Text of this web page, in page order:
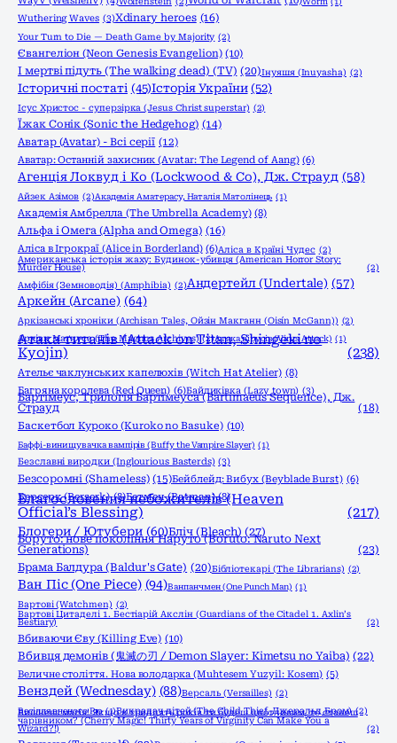
Wuthering Waves (3)Xdinary heroes (16)
Your Turn to Die — Death Game by Majority (2)
Євангеліон (Neon Genesis Evangelion) (10)
І мертві підуть (The walking dead) (TV) (20)Інуяшя (Inuyasha) (2)
Історичні постаті (45)Історія України (52)
Ісус Христос - суперзірка (Jesus Christ superstar) (2)
Їжак Сонік (Sonic the Hedgehog) (14)
Аватар (Avatar) - Всі серії (12)
Аватар: Останній захисник (Avatar: The Legend of Aang) (6)
Агенція Локвуд і Кo (Lockwood & Co), Дж. Страуд (58)
Айзек Азімов (2)Академія Аматерасу, Наталія Матолінець (1)
Академія Амбрелла (The Umbrella Academy) (8)
Альфа і Омега (Alpha and Omega) (16)
Аліса в Ігрокраї (Alice in Borderland) (6)Аліса в Країні Чудес (2)
Американська історія жаху: Будинок-убивця (American Horror Story:
Murder House)
(2)
Амфібія (Земноводія) (Amphibia) (2)Андертейл (Undertale) (57)
Аркейн (Arcane) (64)
Аркізанські хроніки (Archisan Tales, Ойзін Макганн (Oisín McGann)) (2)
Архіви Маґнуса (The Magnus Archives) (2)Атака вірусів (Virus Attack) (1)
Атака титанів (Attack on Titan, Shingeki no
Kyojin)
(238)
Ательє чаклунських капелюхів (Witch Hat Atelier) (8)
Багряна королева (Red Queen) (6)Байдиківка (Lazy town) (3)
Бартімеус, Трилогія Бартімеуса (Bartimaeus Sequence), Дж.
Страуд
(18)
Баскетбол Куроко (Kuroko no Basuke) (10)
Баффі-винищувачка вампірів (Buffy the Vampire Slayer) (1)
Безславні виродки (Inglourious Basterds) (3)
Безсоромні (Shameless) (15)Бейблейд: Вибух (Beyblade Burst) (6)
Берсерк (Berserk) (8)Бетмен (Batman) (8)
Благословення небожителів (Heaven
Official’s Blessing)
(217)
Блогери / Ютубери (60)Бліч (Bleach) (27)
Боруто: нове покоління Наруто (Boruto: Naruto Next
Generations)
(23)
Брама Балдура (Baldur's Gate) (20)Бібліотекарі (The Librarians) (2)
Ван Піс (One Piece) (94)Ванпанчмен (One Punch Man) (1)
Вартові (Watchmen) (2)
Вартові Цитаделі 1. Бестіарій Акслін (Guardians of the Citadel 1. Axlin’s
Bestiary)
(2)
Вбиваючи Єву (Killing Eve) (10)
Вбивця демонів (鬼滅の刃 / Demon Slayer: Kimetsu no Yaiba) (22)
Величне століття. Нова володарка (Muhtesem Yuzyil: Kosem) (5)
Венздей (Wednesday) (88)Версаль (Versailles) (2)
Весілля вченого Рю (1)Викрадач дітей (The Child Thief, Джеральд Бром) (2)
Вишнева магія! Якщо в тридцять років ти будеш цнотливим, то станеш
чарівником? (Cherry Magic! Thirty Years of Virginity Can Make You a
Wizard?!)
(2)